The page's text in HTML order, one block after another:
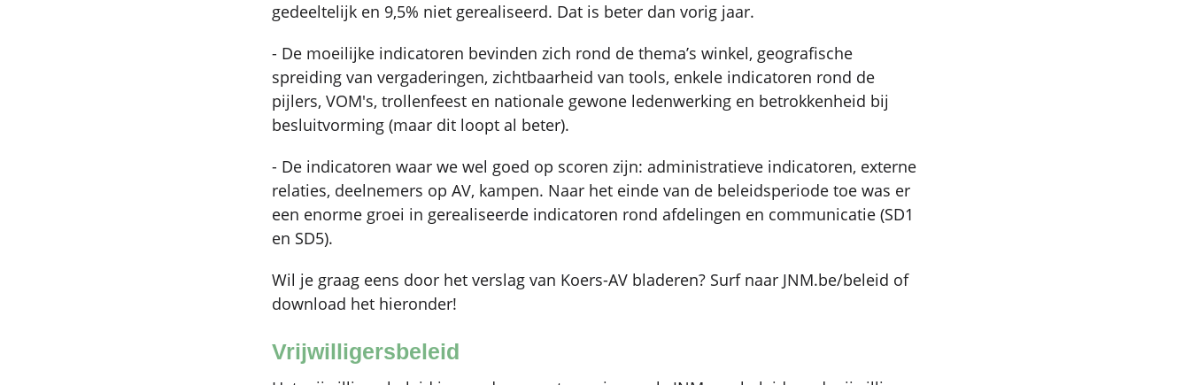
gedeeltelijk en 9,5% niet gerealiseerd. Dat is beter dan vorig jaar.
- De moeilijke indicatoren bevinden zich rond de thema’s winkel, geografische
spreiding van vergaderingen, zichtbaarheid van tools, enkele indicatoren rond de
pijlers, VOM's, trollenfeest en nationale gewone ledenwerking en betrokkenheid bij
besluitvorming (maar dit loopt al beter).
- De indicatoren waar we wel goed op scoren zijn: administratieve indicatoren, externe
relaties, deelnemers op AV, kampen. Naar het einde van de beleidsperiode toe was er
een enorme groei in gerealiseerde indicatoren rond afdelingen en communicatie (SD1
en SD5).
Wil je graag eens door het verslag van Koers-AV bladeren? Surf naar JNM.be/beleid of
download het hieronder!
Vrijwilligersbeleid